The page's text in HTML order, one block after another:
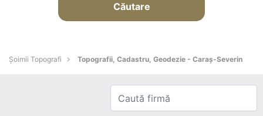
Căutare
Șoimii Topografi Topografii, Cadastru, Geodezie - Caraş-Severin